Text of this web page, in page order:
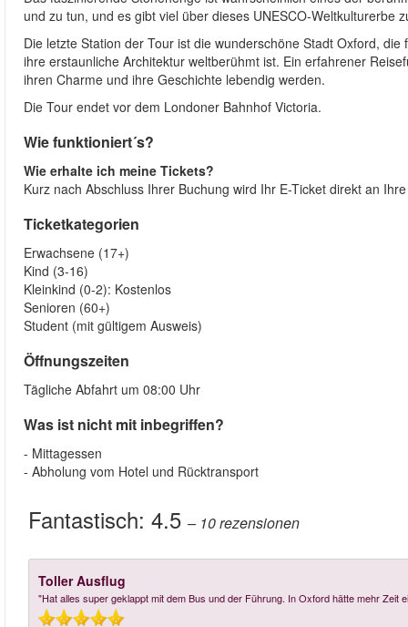
und zu tun, und es gibt viel über dieses UNESCO-Weltkulturerbe
Die letzte Station der Tour ist die wunderschöne Stadt Oxford,
ihre erstaunliche Architektur weltberühmt ist. Ein erfahrener
ihren Charme und ihre Geschichte lebendig werden.
Die Tour endet vor dem Londoner Bahnhof Victoria.
Wie funktioniert´s?
Wie erhalte ich meine Tickets?
Kurz nach Abschluss Ihrer Buchung wird Ihr E-Ticket direkt an
Ticketkategorien
Erwachsene (17+)
Kind (3-16)
Kleinkind (0-2): Kostenlos
Senioren (60+)
Student (mit gültigem Ausweis)
Öffnungszeiten
Tägliche Abfahrt um 08:00 Uhr
Was ist nicht mit inbegriffen?
- Mittagessen
- Abholung vom Hotel und Rücktransport
Fantastisch: 4.5 – 10rezensionen
Toller Ausflug
"Hat alles super geklappt mit dem Bus und der Führung. In Oxford hätte mehr Zeit